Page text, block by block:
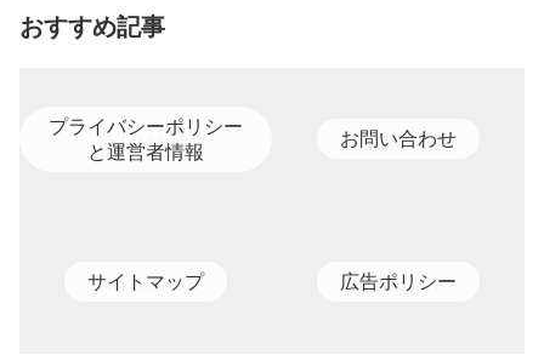
おすすめ記事
プライバシーポリシー
と運営者情報
お問い合わせ
サイトマップ 広告ポリシー